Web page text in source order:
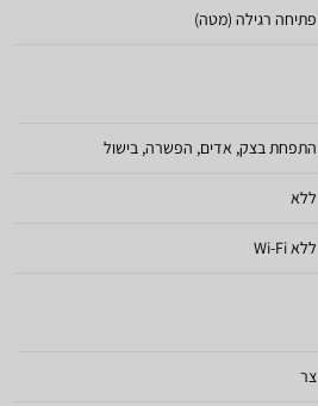
פתיחה רגילה (מטה)
התפחת בצק, אדים, הפשרה, בישול
ללא
ללא Wi-Fi
צר